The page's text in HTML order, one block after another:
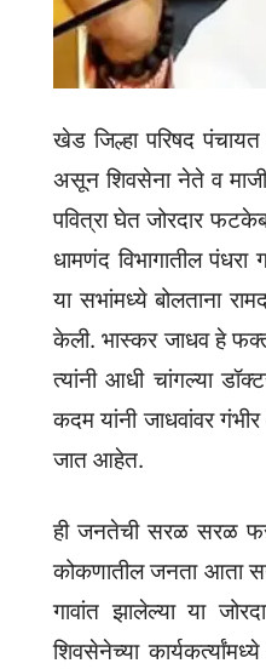
खेड जिल्हा परिषद पंचायत
असून शिवसेना नेते व
पवित्रा घेत जोरदार
धामणंद विभागातील
या सभांमध्ये बोलताना
केली. भास्कर जाधव हे
त्यांनी आधी चांगल्या
कदम यांनी जाधवांवर
जात आहेत.
ही जनतेची सरळ सरळ
कोकणातील जनता आता
गावांत झालेल्या या
शिवसेनेच्या